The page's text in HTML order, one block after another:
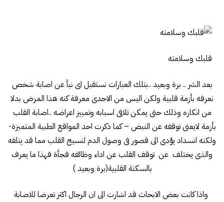
قلبك وسلامته
بعد الشر .. برة وبعيد ..بتلك العبارات نستقبل اى نبأ عن اصابة شخص
نعرفه بأزمة قلبية ولكن اليس من الاجدى معرفة كنه هذا المرض بدلا
من انكاره وذلك حتى يمكن تلافى اسبابه وتمييز اعراضه ..اصابة القلب
بأزمة لايعنى توقفه عن النبض – كما ذكرت احد المواقع الطبية المتميزة-
ولكنه انسداد يؤدى الى قصور فى وصول الدم لنسيج القلب مما قد يتلفه
والذى يختلف عن توقف القلب عن اداء وظائفه فجأة فهذا ما يعرف
بالسكتة القلبية(برة وبعيد )
واذا كانت بعض الابحاث قد اشارت الى ان الرجال اكثر تعرضا للاصابة